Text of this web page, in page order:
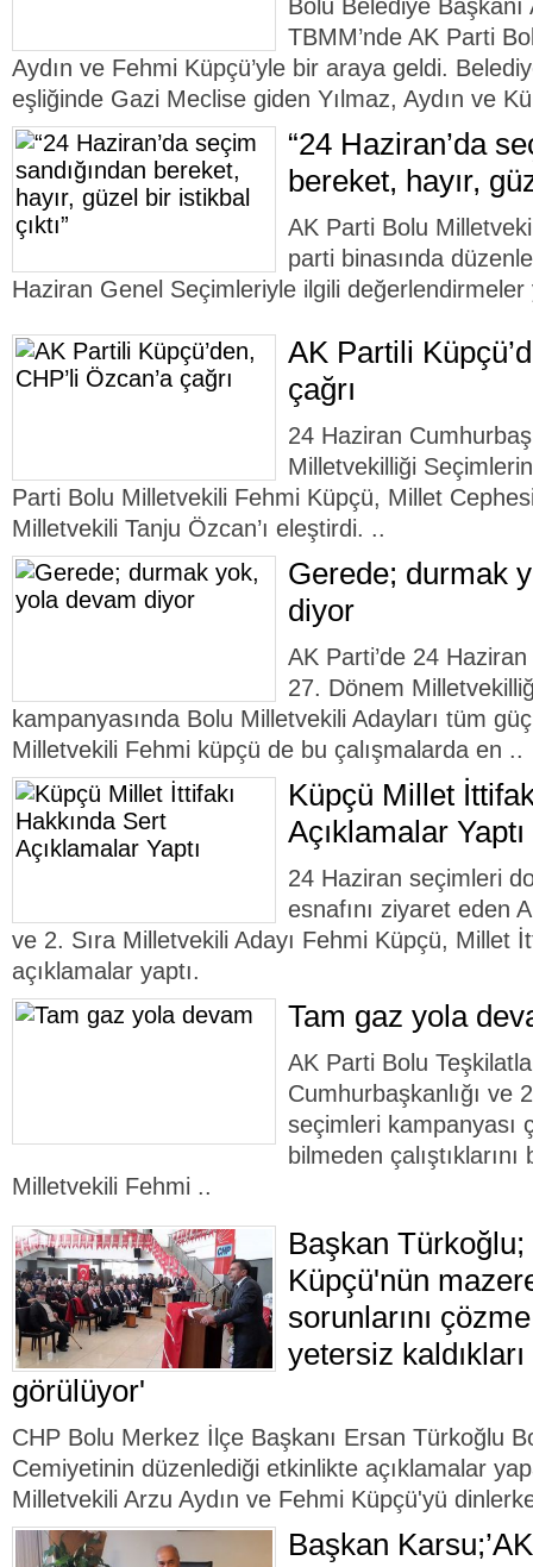
Bolu Belediye Başkanı
TBMM’nde AK Parti
Aydın ve Fehmi Küpçü’yle bir araya geldi.
eşliğinde Gazi Meclise giden Yılmaz, Aydın ve
“24 Haziran’da
bereket, hayır,
AK Parti Bolu
parti binasında
Haziran Genel Seçimleriyle ilgili değerlendirmeler
AK Partili
çağrı
24 Haziran
Milletvekilliği
Parti Bolu Milletvekili Fehmi Küpçü, Millet
Milletvekili Tanju Özcan’ı eleştirdi. ..
Gerede; durmak
diyor
AK Parti’de 24
27. Dönem
kampanyasında Bolu Milletvekili Adayları tüm
Milletvekili Fehmi küpçü de bu çalışmalarda en ..
Küpçü Millet
Açıklamalar Yaptı
24 Haziran seçimleri
esnafını ziyaret eden
ve 2. Sıra Milletvekili Adayı Fehmi Küpçü, Millet
açıklamalar yaptı.
Tam gaz yola
AK Parti Bolu
Cumhurbaşkanlığı ve
seçimleri kampanyası
bilmeden
Milletvekili Fehmi ..
Başkan Türkoğlu;
Küpçü'nün
sorunlarını
yetersiz
görülüyor'
CHP Bolu Merkez İlçe Başkanı Ersan Türkoğlu
Cemiyetinin düzenlediği etkinlikte açıklamalar
Milletvekili Arzu Aydın ve Fehmi Küpçü'yü
Başkan